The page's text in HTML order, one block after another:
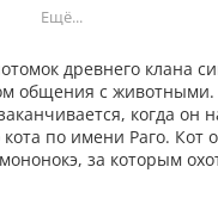
Ещё...
древнего клана
общения с животными.
когда он
по имени Раго. Кот
за которым